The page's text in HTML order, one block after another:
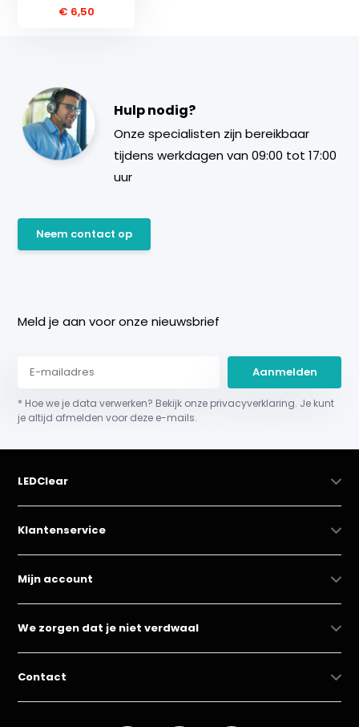
€ 6,50
Hulp nodig?
Onze specialisten zijn bereikbaar
tijdens werkdagen van 09:00 tot 17:00
uur
Neem contact op
Meld je aan voor onze nieuwsbrief
Aanmelden
* Hoe we je data verwerken? Bekijk onze privacyverklaring. Je kunt
je altijd afmelden voor deze e-mails.
LEDClear
Klantenservice
Mijn account
We zorgen dat je niet verdwaal
Contact